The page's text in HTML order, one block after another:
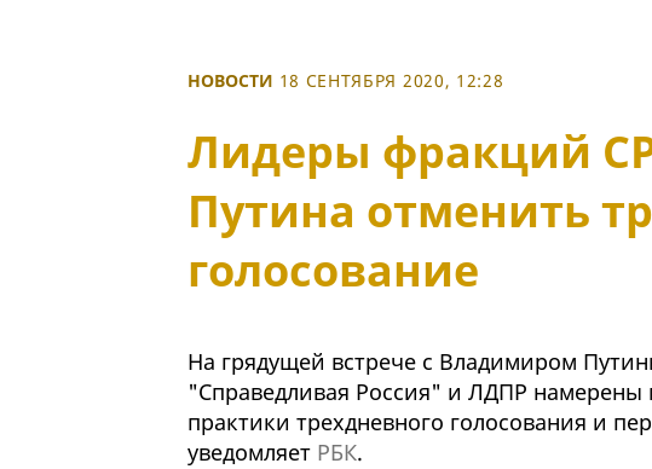
НОВОСТИ 18 СЕНТЯБРЯ 2020, 12:28
Лидеры фракций
Путина отменить
голосование
На грядущей встрече с Владимиром
"Справедливая Россия" и ЛДПР намерены
практики трехдневного голосования и
уведомляет РБК.